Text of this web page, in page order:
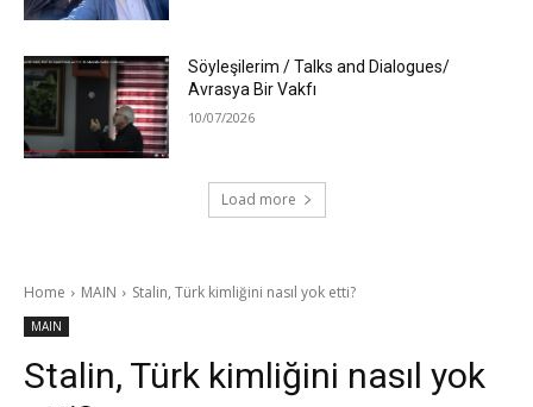
Söyleşilerim / Talks and Dialogues/
Avrasya Bir Vakfı
10/07/2026
Load more